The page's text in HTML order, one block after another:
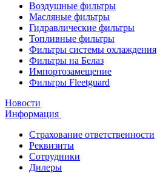
Воздушные фильтры
Масляные фильтры
Гидравлические фильтры
Топливные фильтры
Фильтры системы охлаждения
Фильтры на Белаз
Импортозамещение
Фильтры Fleetguard
Новости
Информация
Страхование ответственности
Реквизиты
Сотрудники
Дилеры